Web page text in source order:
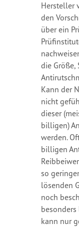
Hersteller
den
über ein
die Größe,
Kann der
nicht
dieser
billigen)
werden.
billigen
so
lösenden
noch
kann nur